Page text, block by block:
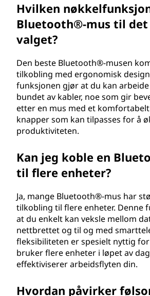
Hvilken
Bluetooth®-mus til det
valget?
Den beste Bluetooth®-musen
tilkobling med ergonomisk
funksjonen gjør at du kan
bundet av kabler, noe som gir
etter en mus med et
knapper som kan tilpasses for å
produktiviteten.
Kan jeg koble en
til flere enheter?
Ja, mange Bluetooth®-mus har
tilkobling til flere enheter. Denne
at du enkelt kan veksle mellom
nettbrettet og til og med
fleksibiliteten er spesielt nyttig
bruker flere enheter i løpet av
effektiviserer arbeidsflyten din.
Hvordan påvirker